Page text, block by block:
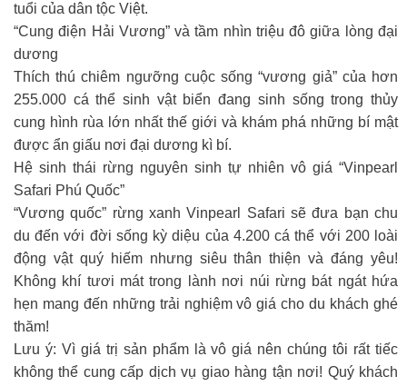
tuổi của dân tộc Việt.
“Cung điện Hải Vương” và tầm nhìn triệu đô giữa lòng đại
dương
Thích thú chiêm ngưỡng cuộc sống “vương giả” của hơn
255.000 cá thể sinh vật biển đang sinh sống trong thủy
cung hình rùa lớn nhất thế giới và khám phá những bí mật
được ẩn giấu nơi đại dương kì bí.
Hệ sinh thái rừng nguyên sinh tự nhiên vô giá “Vinpearl
Safari Phú Quốc”
“Vương quốc” rừng xanh Vinpearl Safari sẽ đưa bạn chu
du đến với đời sống kỳ diệu của 4.200 cá thể với 200 loài
động vật quý hiếm nhưng siêu thân thiện và đáng yêu!
Không khí tươi mát trong lành nơi núi rừng bát ngát hứa
hẹn mang đến những trải nghiệm vô giá cho du khách ghé
thăm!
Lưu ý: Vì giá trị sản phẩm là vô giá nên chúng tôi rất tiếc
không thể cung cấp dịch vụ giao hàng tận nơi! Quý khách